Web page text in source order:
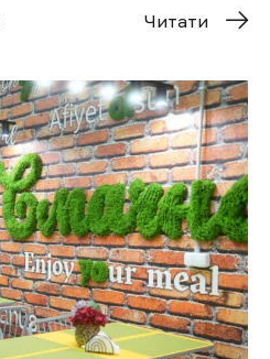
Читати